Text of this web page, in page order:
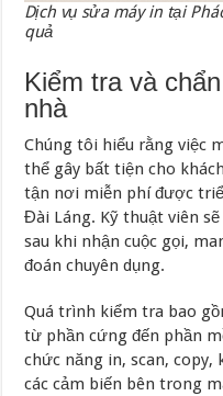
Dịch vụ sửa máy in tại
quả
Kiểm tra và
nhà
Chúng tôi hiểu rằng việc
thể gây bất tiện cho
tận nơi miễn phí được
Đài Láng. Kỹ thuật viên
sau khi nhận cuộc gọi,
đoán chuyên dụng.
Quá trình kiểm tra bao
từ phần cứng đến phần
chức năng in, scan,
các cảm biến bên trong